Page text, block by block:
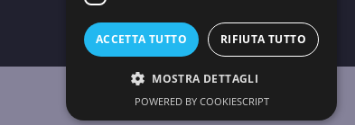
Made with ♥ byDaniele
ACCETTA TUTTO RIFIUTA TUTTO
MOSTRA DETTAGLI
POWERED BY COOKIESCRIPT